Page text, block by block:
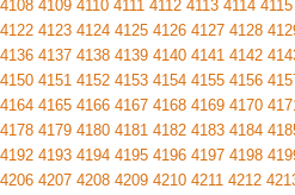
4108 4109 4110 4111 4112 4113 4114 4115
4122 4123 4124 4125 4126 4127 4128
4136 4137 4138 4139 4140 4141 4142
4150 4151 4152 4153 4154 4155 4156
4164 4165 4166 4167 4168 4169 4170
4178 4179 4180 4181 4182 4183 4184
4192 4193 4194 4195 4196 4197 4198
4206 4207 4208 4209 4210 4211 4212